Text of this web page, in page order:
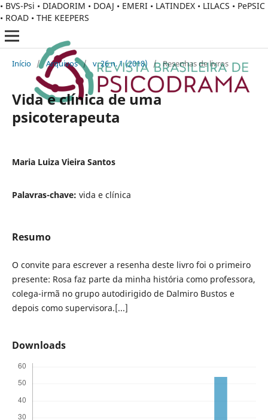
• BVS-Psi • DIADORIM • DOAJ • EMERI • LATINDEX • LILACS • PePSIC
• ROAD • THE KEEPERS
Início / Arquivos / v. 26 n. 1 (2018) / Resenhas de livros
Vida e clínica de uma
psicoterapeuta
Maria Luiza Vieira Santos
Palavras-chave: vida e clínica
Resumo
O convite para escrever a resenha deste livro foi o primeiro
presente: Rosa faz parte da minha história como professora,
colega-irmã no grupo autodirigido de Dalmiro Bustos e
depois como supervisora.[...]
Downloads